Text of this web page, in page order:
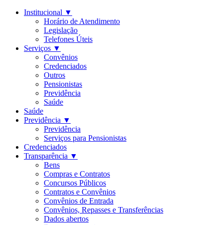
Institucional ▼
Horário de Atendimento
Legislação
Telefones Úteis
Serviços ▼
Convênios
Credenciados
Outros
Pensionistas
Previdência
Saúde
Saúde
Previdência ▼
Previdência
Serviços para Pensionistas
Credenciados
Transparência ▼
Bens
Compras e Contratos
Concursos Públicos
Contratos e Convênios
Convênios de Entrada
Convênios, Repasses e Transferências
Dados abertos